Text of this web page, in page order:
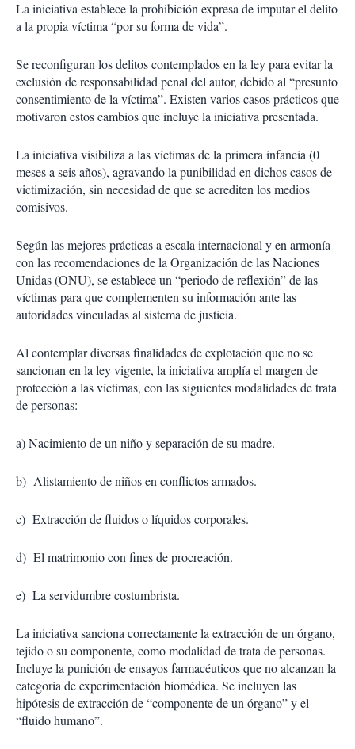
La iniciativa establece la prohibición expresa de imputar el delito
a la propia víctima “por su forma de vida”.
Se reconfiguran los delitos contemplados en la ley para evitar la
exclusión de responsabilidad penal del autor, debido al “presunto
consentimiento de la víctima”. Existen varios casos prácticos que
motivaron estos cambios que incluye la iniciativa presentada.
La iniciativa visibiliza a las víctimas de la primera infancia (0
meses a seis años), agravando la punibilidad en dichos casos de
victimización, sin necesidad de que se acrediten los medios
comisivos.
Según las mejores prácticas a escala internacional y en armonía
con las recomendaciones de la Organización de las Naciones
Unidas (ONU), se establece un “periodo de reflexión” de las
víctimas para que complementen su información ante las
autoridades vinculadas al sistema de justicia.
Al contemplar diversas finalidades de explotación que no se
sancionan en la ley vigente, la iniciativa amplía el margen de
protección a las víctimas, con las siguientes modalidades de trata
de personas:
a) Nacimiento de un niño y separación de su madre.
b) Alistamiento de niños en conflictos armados.
c) Extracción de fluidos o líquidos corporales.
d) El matrimonio con fines de procreación.
e) La servidumbre costumbrista.
La iniciativa sanciona correctamente la extracción de un órgano,
tejido o su componente, como modalidad de trata de personas.
Incluye la punición de ensayos farmacéuticos que no alcanzan la
categoría de experimentación biomédica. Se incluyen las
hipótesis de extracción de “componente de un órgano” y el
“fluido humano”.